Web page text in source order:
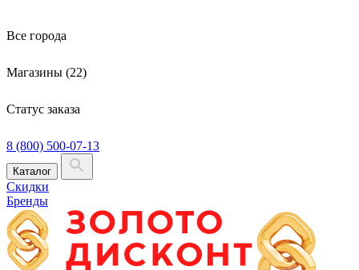
Все города
Магазины (22)
Статус заказа
8 (800) 500-07-13
Каталог
Скидки
Бренды